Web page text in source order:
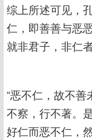
综上所述可见，
仁，即善善与恶
就非君子，非仁
“恶不仁，故不
不察，行不著。
好仁而恶不仁，